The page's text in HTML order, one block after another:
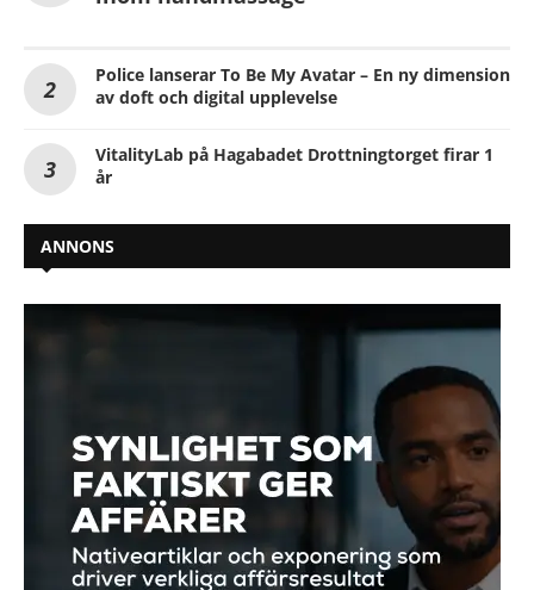
Police lanserar To Be My Avatar – En ny dimension
av doft och digital upplevelse
VitalityLab på Hagabadet Drottningtorget firar 1
år
ANNONS